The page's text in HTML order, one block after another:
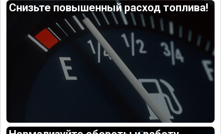
Снизьте повышенный расход топлива!